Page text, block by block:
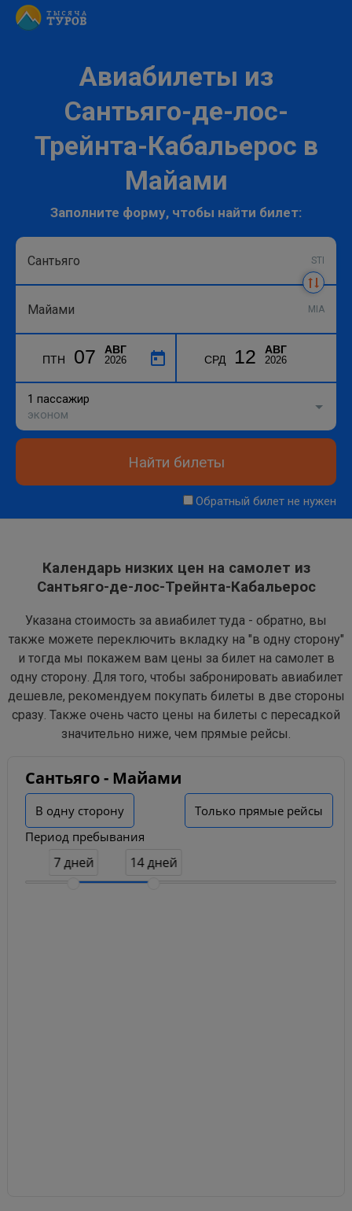
Авиабилеты из
Сантьяго-де-лос-
Трейнта-Кабальерос в
Майами
Заполните форму, чтобы найти билет:
STI
MIA
ПТН 07 АВГ
2026 СРД 12 АВГ
2026
1 пассажир
эконом
Найти билеты
Обратный билет не нужен
Календарь низких цен на самолет из
Сантьяго-де-лос-Трейнта-Кабальерос
Указана стоимость за авиабилет туда - обратно, вы
также можете переключить вкладку на "в одну сторону"
и тогда мы покажем вам цены за билет на самолет в
одну сторону. Для того, чтобы забронировать авиабилет
дешевле, рекомендуем покупать билеты в две стороны
сразу. Также очень часто цены на билеты с пересадкой
значительно ниже, чем прямые рейсы.
Сантьяго - Майами
В одну сторону
Только прямые рейсы
Период пребывания
7 дней 14 дней